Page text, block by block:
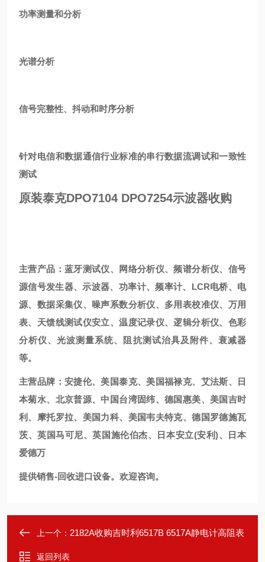
功率测量和分析
光谱分析
信号完整性、抖动和时序分析
针对电信和数据通信行业标准的串行数据流调试和一致性
测试
原装泰克DPO7104 DPO7254示波器收购
主营产品：蓝牙测试仪、网络分析仪、频谱分析仪、信号
源信号发生器、示波器、功率计、频率计、LCR电桥、电
源、数据采集仪、噪声系数分析仪、多用表校准仪、万用
表、天馈线测试仪安立、温度记录仪、逻辑分析仪、色彩
分析仪、光波测量系统、阻抗测试治具及附件、衰减器
等。
主营品牌：安捷伦、美国泰克、美国福禄克、艾法斯、日
本菊水、北京普源、中国台湾固纬、德国惠美、美国吉时
利、摩托罗拉、美国力科、美国韦夫特克、德国罗德施瓦
茨、英国马可尼、英国施伦伯杰、日本安立(安利)、日本
爱德万
提供销售-回收进口设备。欢迎咨询。
上一个： 2182A收购吉时利6517B 6517A静电计高阻表
返回列表